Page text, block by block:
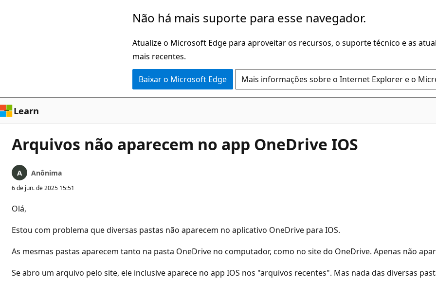
Não há mais suporte para esse navegador.
Atualize o Microsoft Edge para aproveitar os recursos, o suporte técnico e as
mais recentes.
Baixar o Microsoft Edge Mais informações sobre o Internet Explorer e o
Learn
Arquivos não aparecem no app OneDrive IOS
Anônima
6 de jun. de 2025 15:51
Olá,
Estou com problema que diversas pastas não aparecem no aplicativo OneDrive para IOS.
As mesmas pastas aparecem tanto na pasta OneDrive no computador, como no site do OneDrive. Apenas não
Se abro um arquivo pelo site, ele inclusive aparece no app IOS nos "arquivos recentes". Mas nada das diversas